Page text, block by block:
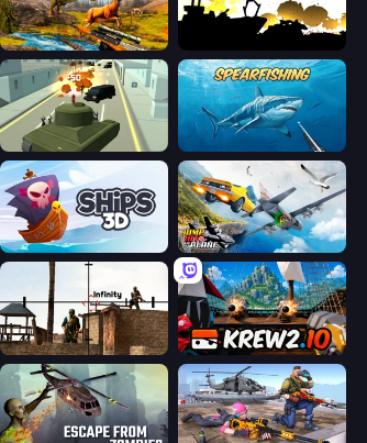
Jungle Deer Hunting
Secret Agent James
Ships 3D Jump Into The Plane
Lethal Sniper 3D: Army Soldier Krew.io